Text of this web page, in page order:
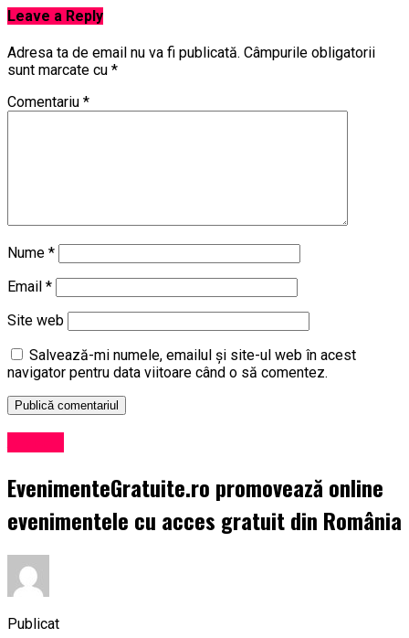
Leave a Reply
Adresa ta de email nu va fi publicată. Câmpurile obligatorii
sunt marcate cu *
Comentariu *
Nume *
Email *
Site web
Salvează-mi numele, emailul și site-ul web în acest
navigator pentru data viitoare când o să comentez.
EvenimenteGratuite.ro promovează online
evenimentele cu acces gratuit din România
Publicat